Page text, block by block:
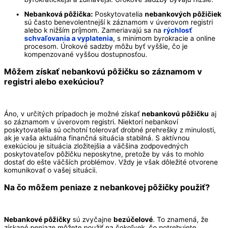
Nebanková pôžička: Poskytovatelia nebankových pôžičiek
sú často benevolentnejší k záznamom v úverovom registri
alebo k nižším príjmom. Zameriavajú sa na rýchlosť
schvaľovania a vyplatenia, s minimom byrokracie a online
procesom. Úrokové sadzby môžu byť vyššie, čo je
kompenzované vyššou dostupnosťou.
Môžem získať nebankovú pôžičku so záznamom v
registri alebo exekúciou?
Áno, v určitých prípadoch je možné získať nebankovú pôžičku aj
so záznamom v úverovom registri. Niektorí nebankoví
poskytovatelia sú ochotní tolerovať drobné prehrešky z minulosti,
ak je vaša aktuálna finančná situácia stabilná. S aktívnou
exekúciou je situácia zložitejšia a väčšina zodpovedných
poskytovateľov pôžičku neposkytne, pretože by vás to mohlo
dostať do ešte väčších problémov. Vždy je však dôležité otvorene
komunikovať o vašej situácii.
Na čo môžem peniaze z nebankovej pôžičky použiť?
Nebankové pôžičky sú zvyčajne bezúčelové. To znamená, že